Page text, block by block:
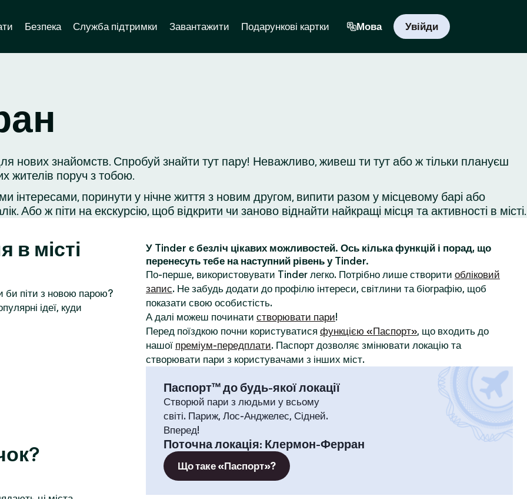
Безпека Служба підтримки Завантажити Подарункові картки Мова Увійди
нових знайомств. Спробуй знайти тут пару! Неважливо, живеш ти тут або ж тільки плануєш
жителів поруч з тобою.
інтересами, поринути у нічне життя з новим другом, випити разом у місцевому барі або
Або ж піти на екскурсію, щоб відкрити чи заново віднайти найкращі місця та активності в місті.
в місті
би піти з новою парою?
ідеї, куди
У Tinder є безліч цікавих можливостей. Ось кілька функцій і порад, що
перенесуть тебе на наступний рівень у Tinder.
По-перше, використовувати Tinder легко. Потрібно лише створити обліковий
запис. Не забудь додати до профілю інтереси, світлини та біографію, щоб
показати свою особистість.
А далі можеш починати створювати пари!
Перед поїздкою почни користуватися функцією «Паспорт», що входить до
нашої преміум-передплати. Паспорт дозволяє змінювати локацію та
створювати пари з користувачами з інших міст.
Паспорт™ до будь-якої локації
Створюй пари з людьми у всьому
світі. Париж, Лос-Анджелес, Сідней.
Вперед!
Поточна локація: Клермон-Ферран
Що таке «Паспорт»?